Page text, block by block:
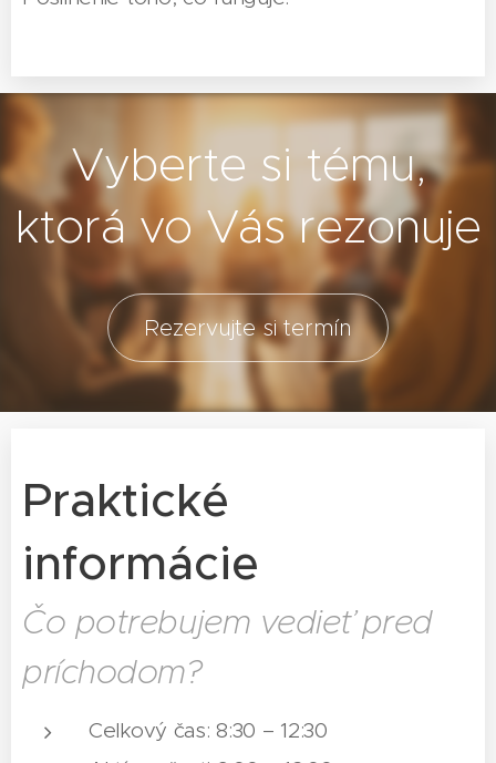
Vyberte si tému,
ktorá vo Vás rezonuje
Rezervujte si termín
Praktické
informácie
Čo potrebujem vedieť pred
príchodom?
Celkový čas: 8:30 – 12:30